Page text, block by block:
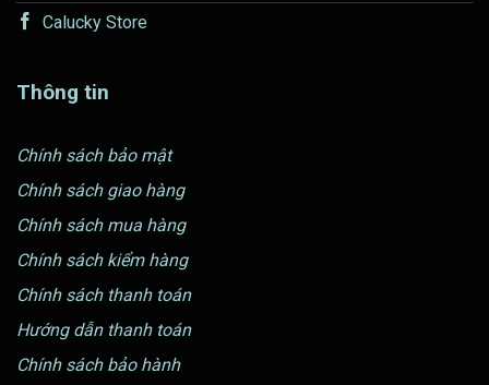
Calucky Store
Thông tin
Chính sách bảo mật
Chính sách giao hàng
Chính sách mua hàng
Chính sách kiểm hàng
Chính sách thanh toán
Hướng dẫn thanh toán
Chính sách bảo hành